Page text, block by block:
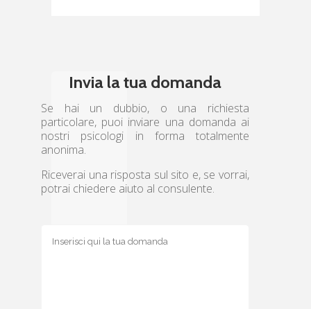
Invia la tua domanda
Se hai un dubbio, o una richiesta
particolare, puoi inviare una domanda ai
nostri psicologi in forma totalmente
anonima.
Riceverai una risposta sul sito e, se vorrai,
potrai chiedere aiuto al consulente.